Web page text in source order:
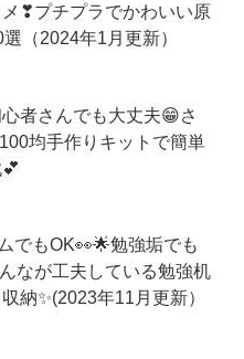
❣プチプラでかわいい原
（2024年1月更新）
心者さんでも大丈夫😁さ
均手作りキットで簡単
でもOK👀🌟勉強垢でも
なが工夫している勉強机
納✨(2023年11月更新）